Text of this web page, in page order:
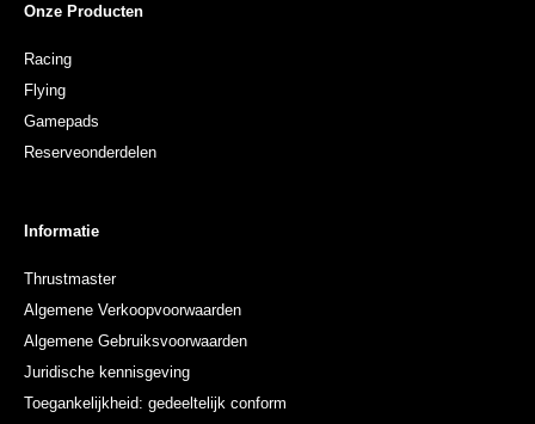
Onze Producten
Racing
Flying
Gamepads
Reserveonderdelen
Informatie
Thrustmaster
Algemene Verkoopvoorwaarden
Algemene Gebruiksvoorwaarden
Juridische kennisgeving
Toegankelijkheid: gedeeltelijk conform